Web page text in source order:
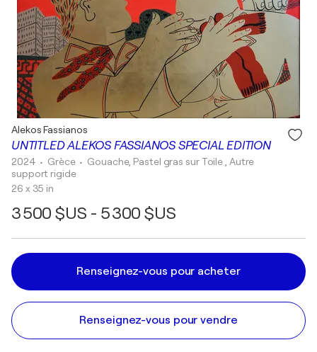
UNTITLED ALEKOS FASSIANOS SPECIAL EDITION
Alekos Fassianos
2024 • Grèce • Gouache, Pastel gras sur Toile , Autre
support rigide
26 x 35 in
3 500 $US - 5 300 $US
Renseignez-vous pour acheter
Renseignez-vous pour vendre